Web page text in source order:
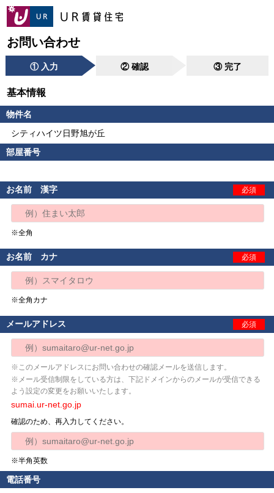
お問い合わせ
① 入力 ② 確認 ③ 完了
基本情報
物件名
シティハイツ日野旭が丘
部屋番号
お名前 漢字 必須
※全角
お名前 カナ 必須
※全角カナ
メールアドレス 必須
※このメールアドレスにお問い合わせの確認メールを送信します。
※メール受信制限をしている方は、下記ドメインからのメールが受信できる
よう設定の変更をお願いいたします。
sumai.ur-net.go.jp
確認のため、再入力してください。
※半角英数
電話番号